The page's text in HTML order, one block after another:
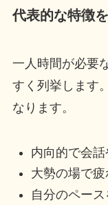
代表的な特徴
一人時間が必要
すく列挙します
なります。
内向的で会
大勢の場で
自分のペー